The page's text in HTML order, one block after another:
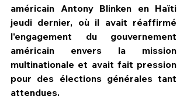
américain Antony Blinken en Haïti
jeudi dernier, où il avait réaffirmé
l'engagement du gouvernement
américain envers la mission
multinationale et avait fait pression
pour des élections générales tant
attendues.